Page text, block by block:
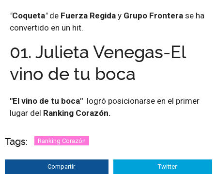
"Coqueta" de Fuerza Regida y Grupo Frontera se ha
convertido en un hit.
01. Julieta Venegas-El
vino de tu boca
"El vino de tu boca" logró posicionarse en el primer
lugar del Ranking Corazón.
Tags: Ranking Corazón
Compartir Twitter